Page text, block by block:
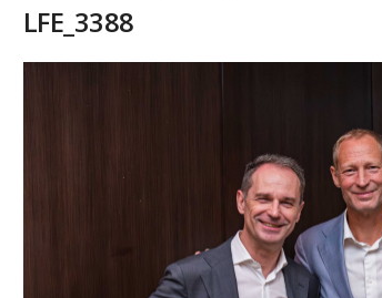
LFE_3388